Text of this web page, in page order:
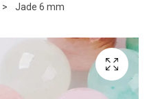
Jade 6 mm